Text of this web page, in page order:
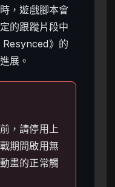
，遊戲腳本會
的跟蹤片段中
Resynced》的
展。
，請停用上
期間啟用無
畫的正常觸